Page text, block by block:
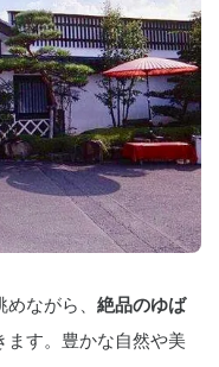
ながら、 絶品のゆば
ます。豊かな自然や美